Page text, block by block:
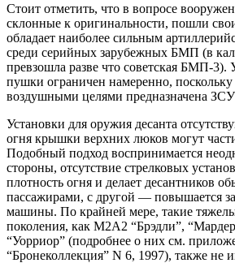
Стоит отметить, что в вопросе
склонные к оригинальности, пошли
обладает наиболее сильным
среди серийных зарубежных БМП (в
превзошла разве что советская БМП-3).
пушки ограничен намеренно,
воздушными целями предназначена
Установки для оружия десанта
огня крышки верхних люков могут
Подобный подход воспринимается
стороны, отсутствие стрелковых
плотность огня и делает десантников
пассажирами, с другой — повышается
машины. По крайней мере, такие
поколения, как М2А2 “Брэдли”,
“Уорриор” (подробнее о них см.
“Бронеколлекция” N 6, 1997), также не